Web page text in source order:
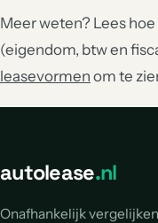
Meer weten? Lees hoe
(eigendom, btw en
leasevormen om te
autolease.nl
Onafhankelijk